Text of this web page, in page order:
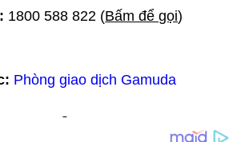
1800 588 822 (Bấm để gọi)
Phòng giao dịch Gamuda